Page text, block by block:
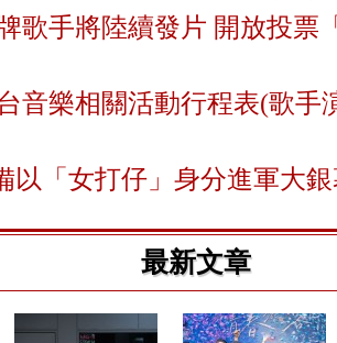
歌手將陸續發片 開放投票
音樂相關活動行程表(歌手
以「女打仔」身分進軍大
最新文章